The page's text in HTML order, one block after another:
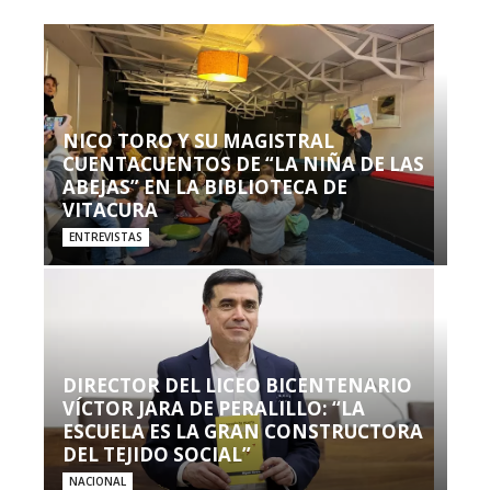
NICO TORO Y SU MAGISTRAL
CUENTACUENTOS DE “LA NIÑA DE LAS
ABEJAS” EN LA BIBLIOTECA DE
VITACURA
ENTREVISTAS
DIRECTOR DEL LICEO BICENTENARIO
VÍCTOR JARA DE PERALILLO: “LA
ESCUELA ES LA GRAN CONSTRUCTORA
DEL TEJIDO SOCIAL”
NACIONAL